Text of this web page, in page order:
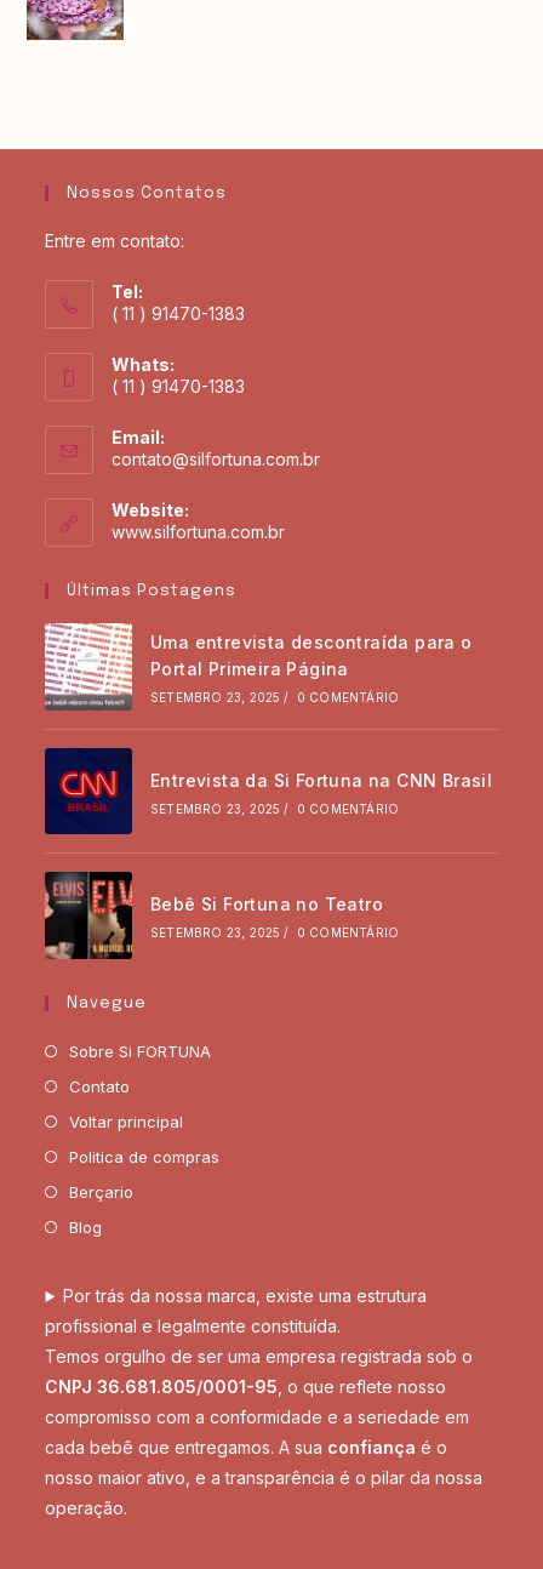
Nossos Contatos
Entre em contato:
Tel:
( 11 ) 91470-1383
Whats:
( 11 ) 91470-1383
Email:
contato@silfortuna.com.br
Website:
www.silfortuna.com.br
Últimas Postagens
Uma entrevista descontraída para o
Portal Primeira Página
SETEMBRO 23, 2025 / 0 COMENTÁRIO
Entrevista da Si Fortuna na CNN Brasil
SETEMBRO 23, 2025 / 0 COMENTÁRIO
Bebê Si Fortuna no Teatro
SETEMBRO 23, 2025 / 0 COMENTÁRIO
Navegue
Sobre Si FORTUNA
Contato
Voltar principal
Politica de compras
Berçario
Blog
Por trás da nossa marca, existe uma estrutura
profissional e legalmente constituída.
Temos orgulho de ser uma empresa registrada sob o
CNPJ 36.681.805/0001-95 , o que reflete nosso
compromisso com a conformidade e a seriedade em
cada bebê que entregamos. A sua confiança é o
nosso maior ativo, e a transparência é o pilar da nossa
operação.